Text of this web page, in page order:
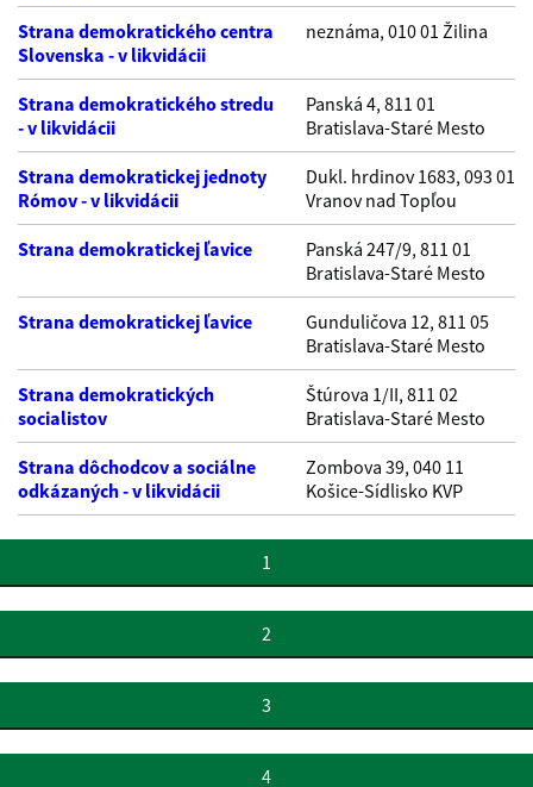
Strana demokratického centra
Slovenska - v likvidácii
neznáma, 010 01 Žilina
Strana demokratického stredu
- v likvidácii
Panská 4, 811 01
Bratislava-Staré Mesto
Strana demokratickej jednoty
Rómov - v likvidácii
Dukl. hrdinov 1683, 093 01
Vranov nad Topľou
Strana demokratickej ľavice
Panská 247/9, 811 01
Bratislava-Staré Mesto
Strana demokratickej ľavice
Gunduličova 12, 811 05
Bratislava-Staré Mesto
Strana demokratických
socialistov
Štúrova 1/II, 811 02
Bratislava-Staré Mesto
Strana dôchodcov a sociálne
odkázaných - v likvidácii
Zombova 39, 040 11
Košice-Sídlisko KVP
1
2
3
4